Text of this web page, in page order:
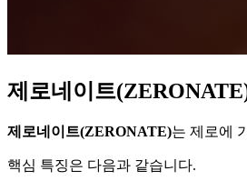
제로네이트
제로네이트(ZERONATE)는 제로에
핵심 특징은 다음과 같습니다.